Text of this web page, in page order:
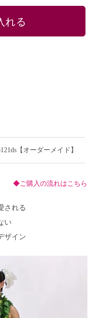
【オーダーメイド】
◆ご購入の流れはこちら
される
い
ザイン